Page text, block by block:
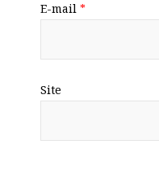
E-mail *
Site